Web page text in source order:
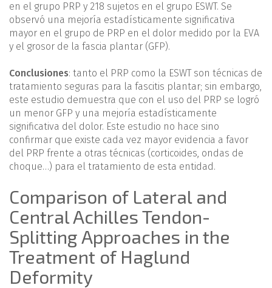
en el grupo PRP y 218 sujetos en el grupo ESWT. Se
observó una mejoría estadísticamente significativa
mayor en el grupo de PRP en el dolor medido por la EVA
y el grosor de la fascia plantar (GFP).
Conclusiones: tanto el PRP como la ESWT son técnicas de
tratamiento seguras para la fascitis plantar; sin embargo,
este estudio demuestra que con el uso del PRP se logró
un menor GFP y una mejoría estadísticamente
significativa del dolor. Este estudio no hace sino
confirmar que existe cada vez mayor evidencia a favor
del PRP frente a otras técnicas (corticoides, ondas de
choque…) para el tratamiento de esta entidad.
Comparison of Lateral and
Central Achilles Tendon-
Splitting Approaches in the
Treatment of Haglund
Deformity